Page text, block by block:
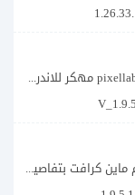
انضم الى التليجرام تحميل برنامج pixellab مهكر للاندرويد يعتبر تطبيق بيكسلاب من اشهر تطبيقات...
انضم الى التليجرام استكشف عالم ماين كرافت بتفاصيل مذهلة 🌟 هل أنت مستعد لمغامرة...